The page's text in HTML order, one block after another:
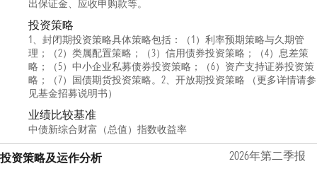
出保证金、应收申购款等。
投资策略
1、封闭期投资策略具体策略包括：（1）利率预期策略与久期管
理；（2）类属配置策略；（3）信用债券投资策略；（4）息差策
略；（5）中小企业私募债券投资策略；（6）资产支持证券投资策
略；（7）国债期货投资策略。2、开放期投资策略 （更多详情请参
见基金招募说明书）
业绩比较基准
中债新综合财富（总值）指数收益率
投资策略及运作分析 2026年第二季报